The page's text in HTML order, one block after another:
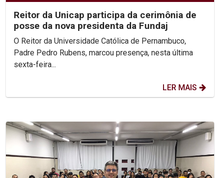
Reitor da Unicap participa da cerimônia de
posse da nova presidenta da Fundaj
O Reitor da Universidade Católica de Pernambuco,
Padre Pedro Rubens, marcou presença, nesta última
sexta-feira...
LER MAIS